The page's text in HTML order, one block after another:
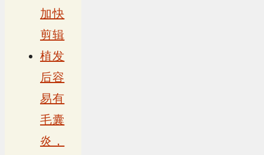
加快
剪辑
植发
后容
易有
毛囊
炎，